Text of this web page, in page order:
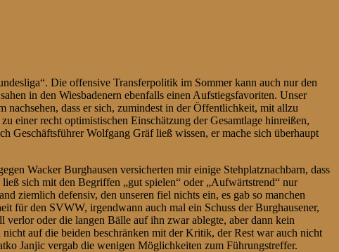
Die offensive Transferpolitik im Sommer kann auch nur den
in den Wiesbadenern ebenfalls einen Aufstiegsfavoriten. Unser
dass er sich, zumindest in der Öffentlichkeit, mit allzu
einer recht optimistischen Einschätzung der Gesamtlage hinreißen,
Geschäftsführer Wolfgang Gräf ließ wissen, er mache sich überhaupt
Wacker Burghausen versicherten mir einige Stehplatznachbarn, dass
sich mit den Begriffen „gut spielen“ oder „Aufwärtstrend“ nur
ziemlich defensiv, den unseren fiel nichts ein, es gab so manchen
für den SVWW, irgendwann auch mal ein Schuss der Burghausener,
oder die langen Bälle auf ihn zwar ablegte, aber dann kein
auf die beiden beschränken mit der Kritik, der Rest war auch nicht
Janjic vergab die wenigen Möglichkeiten zum Führungstreffer.